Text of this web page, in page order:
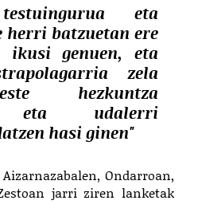
eta
herri batzuetan ere
ikusi genuen, eta
zela
hezkuntza
eta udalerri
hasi ginen"
Ondarroan,
jarri ziren lanketak